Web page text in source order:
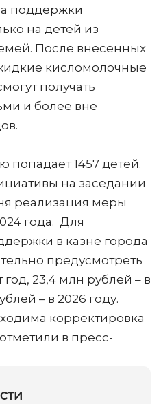
поддержки
на детей из
После внесенных
кисломолочные
получать
и более вне
попадает 1457 детей.
на заседании
реализация меры
года. Для
в казне города
предусмотреть
23,4 млн рублей – в
– в 2026 году.
корректировка
в пресс-